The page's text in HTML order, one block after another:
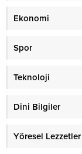
Ekonomi
Spor
Teknoloji
Dini Bilgiler
Yöresel Lezzetler